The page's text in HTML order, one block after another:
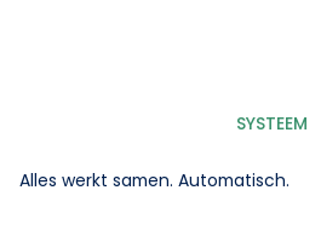
SYSTEEM
Alles werkt samen. Automatisch.